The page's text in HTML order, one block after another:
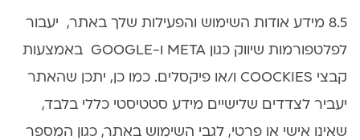
8.5 מידע אודות השימוש והפעילות שלך באתר, יעבור
לפלטפורמות שיווק כגון META ו-GOOGLE באמצעות
קבצי COOCKIES ו/או פיקסלים. כמו כן, יתכן שהאתר
יעביר לצדדים שלישיים מידע סטטיסטי כללי בלבד,
שאינו אישי או פרטי, לגבי השימוש באתר, כגון המספר